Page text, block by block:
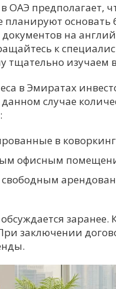
ОАЭ
основать
на
к
тщательно изучаем
в Эмиратах
случае
в
офисным
заключении